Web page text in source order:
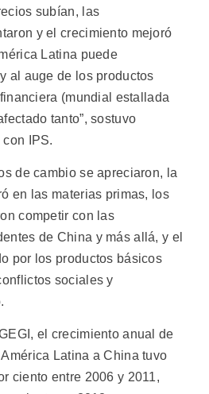
subían, las
y el crecimiento mejoró
Latina puede
al auge de los productos
(mundial estallada
tanto”, sostuvo
IPS.
de cambio se apreciaron, la
en las materias primas, los
competir con las
de China y más allá, y el
por los productos básicos
sociales y
el crecimiento anual de
Latina a China tuvo
ciento entre 2006 y 2011,